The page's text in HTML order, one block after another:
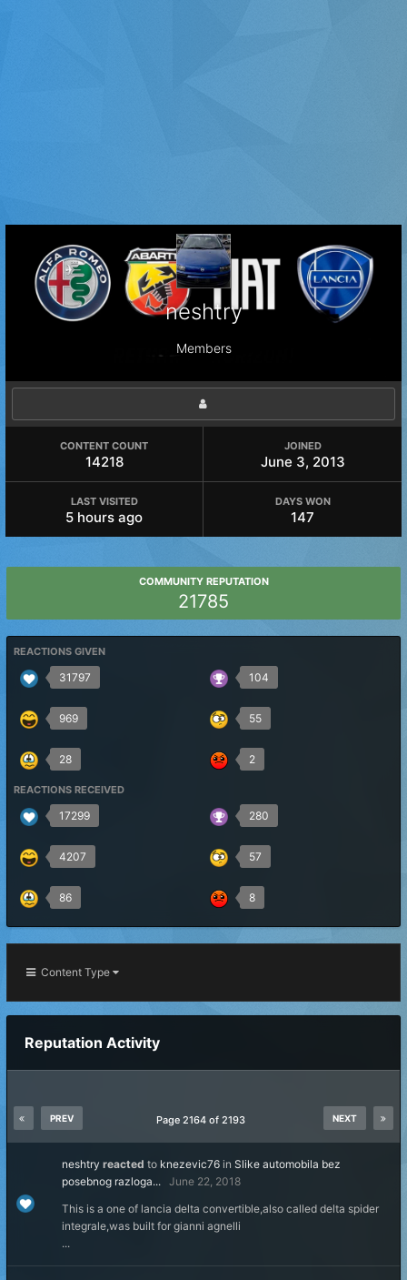
neshtry
Members
CONTENT COUNT
14218
JOINED
June 3, 2013
LAST VISITED
5 hours ago
DAYS WON
147
COMMUNITY REPUTATION
21785
REACTIONS GIVEN
31797 104
969 55
28 2
REACTIONS RECEIVED
17299 280
4207 57
86 8
Content Type
Reputation Activity
PREV NEXT
Page 2164 of 2193
neshtry reacted to knezevic76 in Slike automobila bez
posebnog razloga... June 22, 2018
This is a one of lancia delta convertible,also called delta spider
integrale,was built for gianni agnelli
...